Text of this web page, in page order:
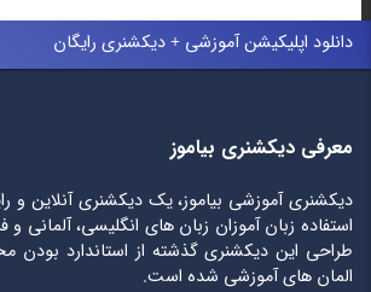
دانلود اپلیکیشن آموزشی + دیکشنری رایگان
معرفی دیکشنری بیاموز
دیکشنری آموزشی بیاموز، یک دیکشنری آنلاین و
استفاده زبان آموزان زبان های انگلیسی، آلمانی
طراحی این دیکشنری گذشته از استاندارد بودن
المان های آموزشی شده است.